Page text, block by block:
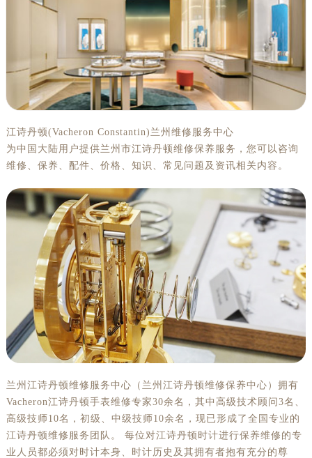
江诗丹顿(Vacheron Constantin)兰州维修服务中心
为中国大陆用户提供兰州市江诗丹顿维修保养服务，您可以咨询
维修、保养、配件、价格、知识、常见问题及资讯相关内容。
兰州江诗丹顿维修服务中心（兰州江诗丹顿维修保养中心）拥有
Vacheron江诗丹顿手表维修专家30余名，其中高级技术顾问3名、
高级技师10名，初级、中级技师10余名，现已形成了全国专业的
江诗丹顿维修服务团队。 每位对江诗丹顿时计进行保养维修的专
业人员都必须对时计本身、时计历史及其拥有者抱有充分的尊